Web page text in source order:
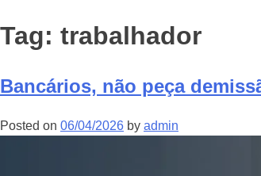
Tag: trabalhador
Bancários, não peça
Posted on 06/04/2026 by admin